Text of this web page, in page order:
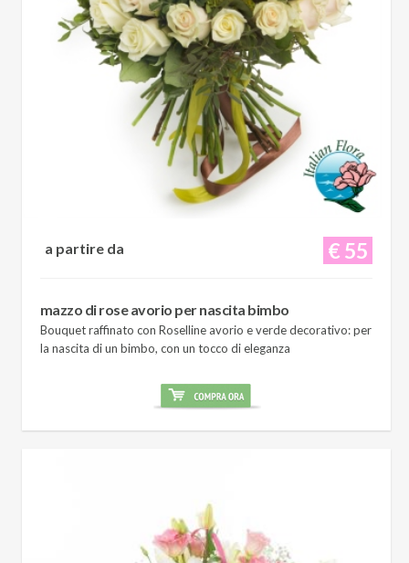
€ 55
a partire da
mazzo di rose avorio per nascita bimbo
Bouquet raffinato con Roselline avorio e verde decorativo: per
la nascita di un bimbo, con un tocco di eleganza